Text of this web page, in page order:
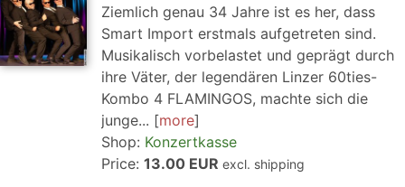
Ziemlich genau 34 Jahre ist es her, dass
Smart Import erstmals aufgetreten sind.
Musikalisch vorbelastet und geprägt durch
ihre Väter, der legendären Linzer 60ties-
Kombo 4 FLAMINGOS, machte sich die
junge...
more
Shop: Konzertkasse
Price: 13.00 EUR excl. shipping